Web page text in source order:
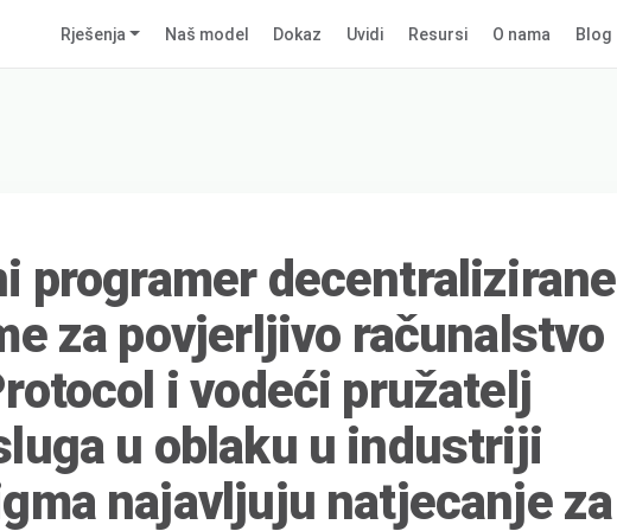
Rješenja Naš model Dokaz Uvidi Resursi O nama Blog
programer decentralizirane
za povjerljivo računalstvo
i vodeći pružatelj
u oblaku u industriji
najavljuju natjecanje za